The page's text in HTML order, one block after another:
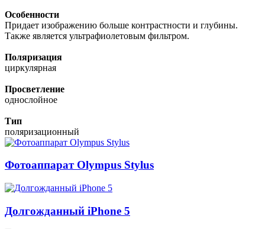
Особенности
Придает изображению больше контрастности и глубины.
Также является ультрафиолетовым фильтром.
Поляризация
циркулярная
Просветление
однослойное
Тип
поляризационный
Фотоаппарат Olympus Stylus
Долгожданный iPhone 5